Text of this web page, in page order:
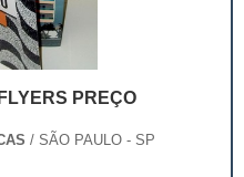
PREÇO
/ SÃO PAULO - SP